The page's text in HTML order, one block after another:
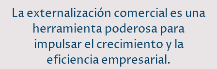
La externalización comercial es una
herramienta poderosa para
impulsar el crecimiento y la
eficiencia empresarial.